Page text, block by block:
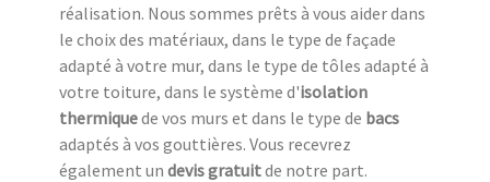
réalisation. Nous sommes prêts à vous aider dans
le choix des matériaux, dans le type de façade
adapté à votre mur, dans le type de tôles adapté à
votre toiture, dans le système d'isolation
thermiquede vos murs et dans le type de bacs
adaptés à vos gouttières. Vous recevrez
également un devis gratuitde notre part.